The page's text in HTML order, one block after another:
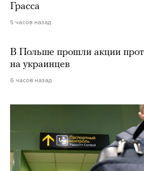
Грасса
5 часов назад
В Польше прошли акции
на украинцев
6 часов назад